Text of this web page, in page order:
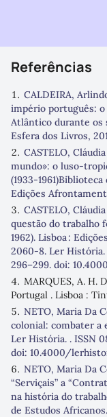
Referências
CALDEIRA,
império português:
Atlântico durante os
Esfera dos Livros,
CASTELO,
mundo»: o luso-
(1933-
Edições
CASTELO,
questão do trabalho
1962). Lisboa :
2060-8. Ler História.
296–299. doi:
MARQUES, A. H.
Portugal . Lisboa :
NETO, Maria Da
colonial: combater a
Ler História. . ISSN
doi: 10.4000/
NETO, Maria Da
“Serviçais” a
na história do
de Estudos